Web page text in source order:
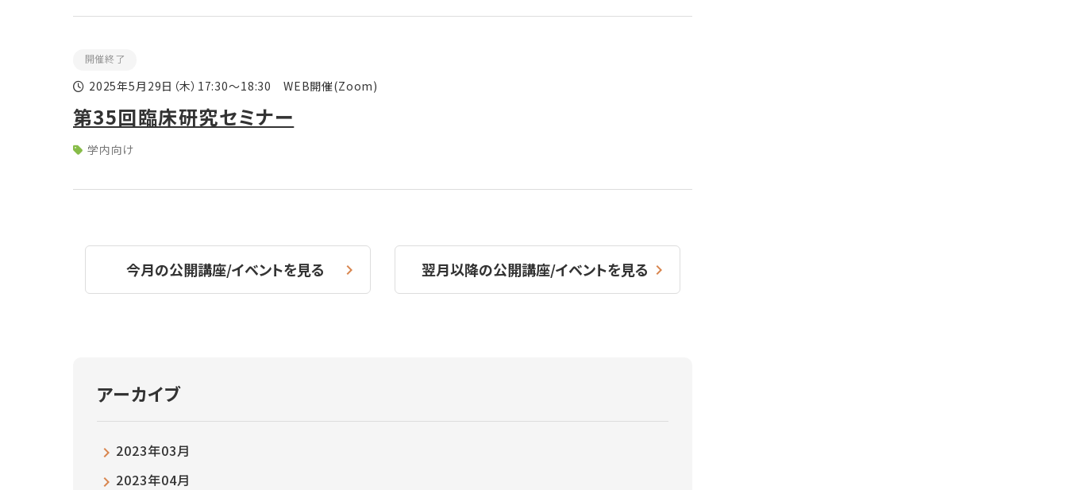
開催終了
2025年5月29日 （木） 17:30～18:30 WEB開催(Zoom)
第35回臨床研究セミナー
学内向け
今月の公開講座/イベントを見る 翌月以降の公開講座/イベントを見る
アーカイブ
2023年03月
2023年04月